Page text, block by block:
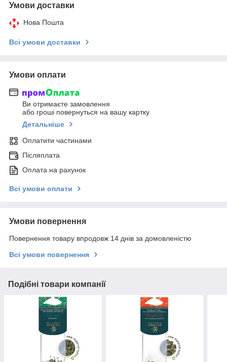
Умови доставки
Нова Пошта
Всі умови доставки
Умови оплати
Ви отримаєте замовлення
або гроші повернуться на вашу картку
Детальніше
Оплатити частинами
Післяплата
Оплата на рахунок
Всі умови оплати
Умови повернення
Повернення товару впродовж 14 днів за домовленістю
Всі умови повернення
Подібні товари компанії